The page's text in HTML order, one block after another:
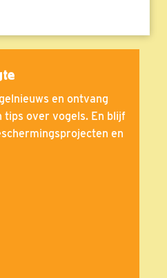
en ontvang
tips over vogels. En blijf
en